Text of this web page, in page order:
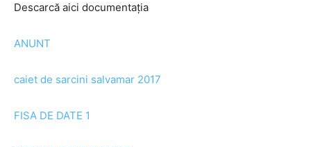
Descarcă aici documentația
ANUNT
caiet de sarcini salvamar 2017
FISA DE DATE 1